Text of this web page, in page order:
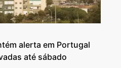
alerta em Portugal
até sábado